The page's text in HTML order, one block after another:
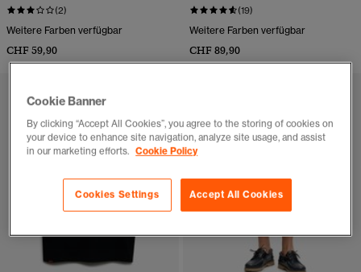
(2)
Weitere Farben verfügbar
CHF 59,90
(19)
Weitere Farben verfügbar
CHF 89,90
Cookie Banner
By clicking “Accept All Cookies”, you agree to the storing of cookies on
your device to enhance site navigation, analyze site usage, and assist
in our marketing efforts. Cookie Policy
Accept All Cookies
Cookies Settings